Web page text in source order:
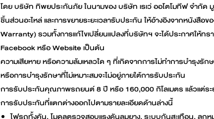
โดย บริษัท ทิพยประกันภัย ในนามของ บริษัท เรเว่ ออโตโมทีฟ จำกัด
ชิ้นส่วนอะไหล่ และการขยายระยะเวลารับประกัน ให้อ้างอิงจากหนัง
Warranty) รวมทั้งการแก้ไขเปลี่ยนแปลงที่บริษัทฯ จะได้ประกาศให้ท
Facebook หรือ Website เป็นต้น
ความเสียหาย หรือความล้มเหลวใด ๆ ที่เกิดจากการไม่ทำการบำรุงรั
หรือการบำรุงรักษาที่ไม่เหมาะสมจะไม่อยู่ภายใต้การรับประกัน
การรับประกันคุณภาพรถยนต์ 8 ปี หรือ 160,000 กิโลเมตร แล้วแต่ระ
การรับประกันที่แตกต่างออกไปตามรายละเอียดด้านล่างนี้
ไฟรถทั้งคัน, โมดูลตรวจสอบแรงดันลมยาง, ระบบกันสะเทือน, ลูก